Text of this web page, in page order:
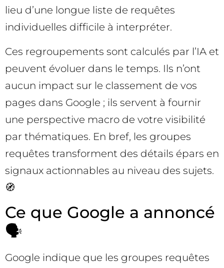
lieu d’une longue liste de requêtes
individuelles difficile à interpréter.
Ces regroupements sont calculés par l’IA et
peuvent évoluer dans le temps. Ils n’ont
aucun impact sur le classement de vos
pages dans Google ; ils servent à fournir
une perspective macro de votre visibilité
par thématiques. En bref, les groupes
requêtes transforment des détails épars en
signaux actionnables au niveau des sujets.
🧭
Ce que Google a annoncé
🗣️
Google indique que les groupes requêtes